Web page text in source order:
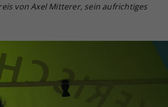
von Axel Mitterer, sein aufrichtiges